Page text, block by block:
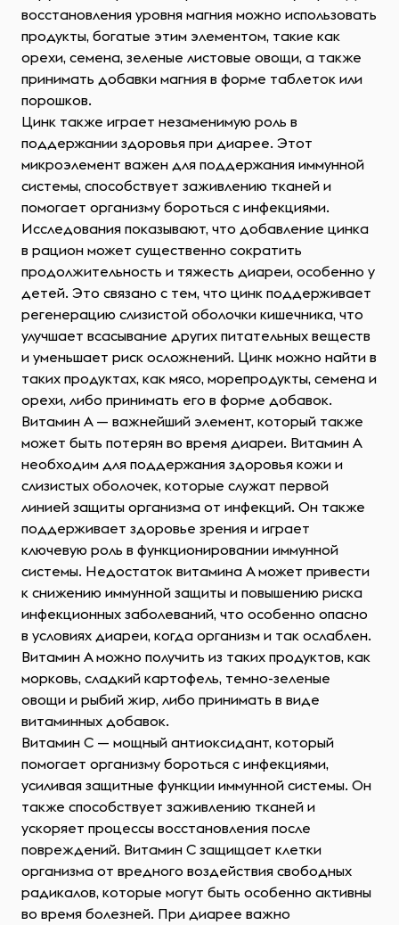
восстановления уровня магния можно использовать
продукты, богатые этим элементом, такие как
орехи, семена, зеленые листовые овощи, а также
принимать добавки магния в форме таблеток или
порошков.
Цинк также играет незаменимую роль в
поддержании здоровья при диарее. Этот
микроэлемент важен для поддержания иммунной
системы, способствует заживлению тканей и
помогает организму бороться с инфекциями.
Исследования показывают, что добавление цинка
в рацион может существенно сократить
продолжительность и тяжесть диареи, особенно у
детей. Это связано с тем, что цинк поддерживает
регенерацию слизистой оболочки кишечника, что
улучшает всасывание других питательных веществ
и уменьшает риск осложнений. Цинк можно найти в
таких продуктах, как мясо, морепродукты, семена и
орехи, либо принимать его в форме добавок.
Витамин A — важнейший элемент, который также
может быть потерян во время диареи. Витамин A
необходим для поддержания здоровья кожи и
слизистых оболочек, которые служат первой
линией защиты организма от инфекций. Он также
поддерживает здоровье зрения и играет
ключевую роль в функционировании иммунной
системы. Недостаток витамина A может привести
к снижению иммунной защиты и повышению риска
инфекционных заболеваний, что особенно опасно
в условиях диареи, когда организм и так ослаблен.
Витамин A можно получить из таких продуктов, как
морковь, сладкий картофель, темно-зеленые
овощи и рыбий жир, либо принимать в виде
витаминных добавок.
Витамин C — мощный антиоксидант, который
помогает организму бороться с инфекциями,
усиливая защитные функции иммунной системы. Он
также способствует заживлению тканей и
ускоряет процессы восстановления после
повреждений. Витамин C защищает клетки
организма от вредного воздействия свободных
радикалов, которые могут быть особенно активны
во время болезней. При диарее важно